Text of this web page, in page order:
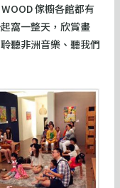
傢櫥各館都有
窩一整天，欣賞畫
聽非洲音樂、聽我們